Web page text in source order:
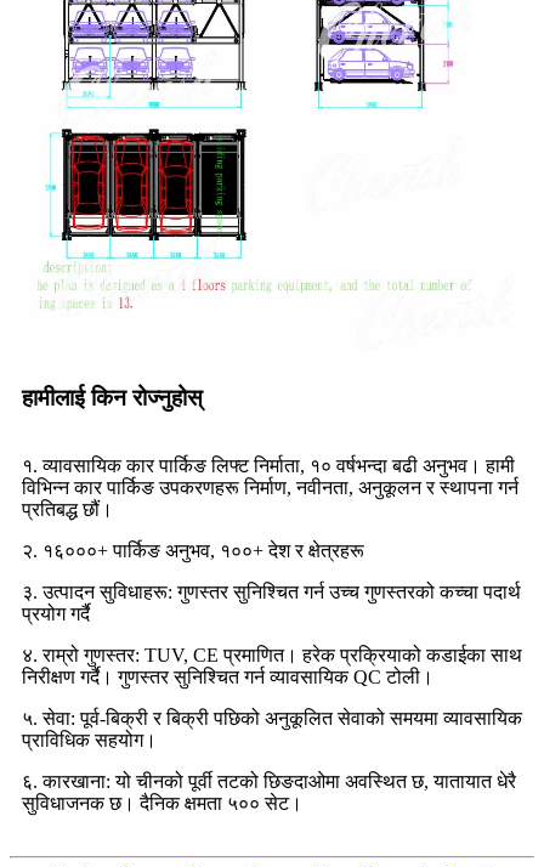
हामीलाई किन रोज्नुहोस्
१. व्यावसायिक कार पार्किङ लिफ्ट निर्माता, १० वर्षभन्दा बढी अनुभव। हामी
विभिन्न कार पार्किङ उपकरणहरू निर्माण, नवीनता, अनुकूलन र स्थापना गर्न
प्रतिबद्ध छौं।
२. १६०००+ पार्किङ अनुभव, १००+ देश र क्षेत्रहरू
३. उत्पादन सुविधाहरू: गुणस्तर सुनिश्चित गर्न उच्च गुणस्तरको कच्चा पदार्थ
प्रयोग गर्दै
४. राम्रो गुणस्तर: TUV, CE प्रमाणित। हरेक प्रक्रियाको कडाईका साथ
निरीक्षण गर्दै। गुणस्तर सुनिश्चित गर्न व्यावसायिक QC टोली।
५. सेवा: पूर्व-बिक्री र बिक्री पछिको अनुकूलित सेवाको समयमा व्यावसायिक
प्राविधिक सहयोग।
६. कारखाना: यो चीनको पूर्वी तटको छिङदाओमा अवस्थित छ, यातायात धेरै
सुविधाजनक छ। दैनिक क्षमता ५०० सेट।